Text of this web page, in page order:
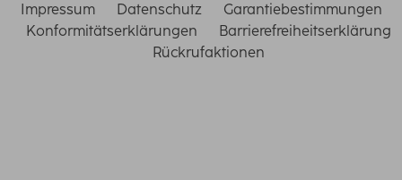
Impressum Datenschutz
Garantiebestimmungen
Konformitätserklärungen
Barrierefreiheitserklärung
Rückrufaktionen